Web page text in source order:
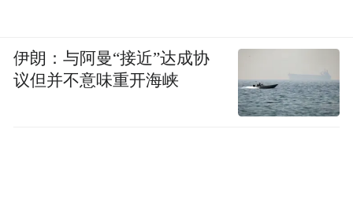
伊朗：与阿曼“接近”达成协
议但并不意味重开海峡